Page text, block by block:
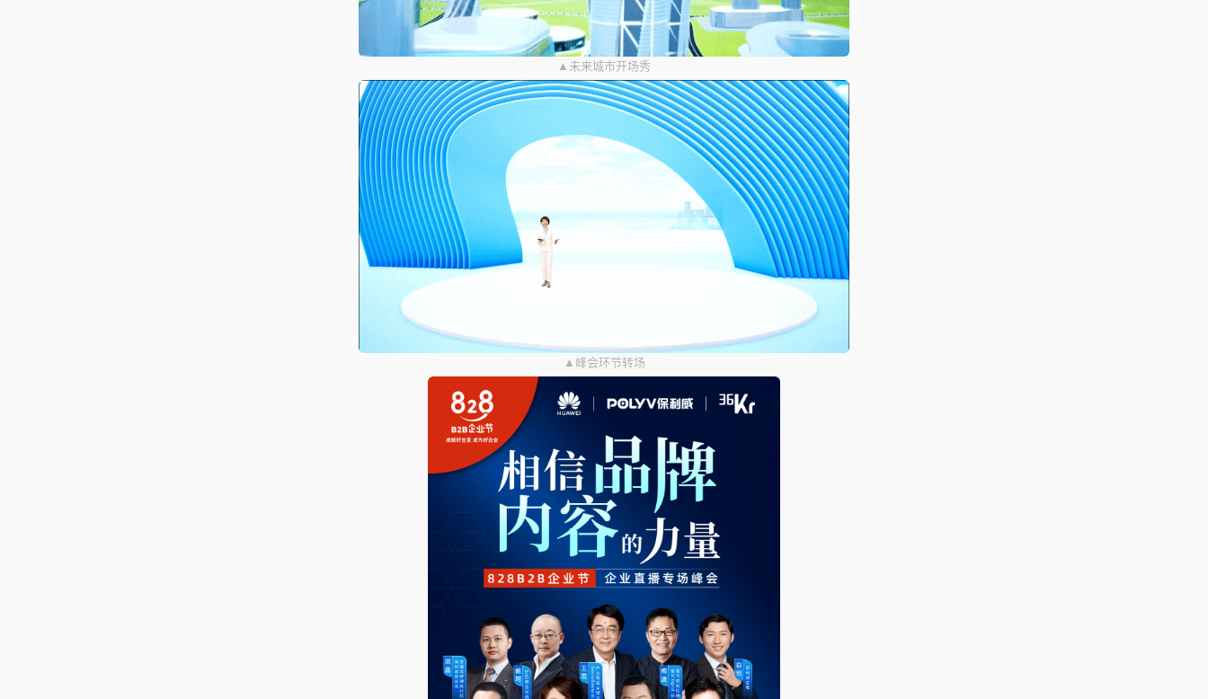
▲未来城市开场秀
▲峰会环节转场